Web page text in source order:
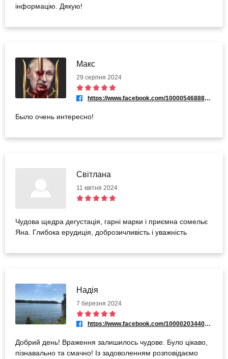
інформацію. Дякую!
Макс
29 серпня 2024
https://www.facebook.com/100005468883123
Было очень интересно!
Світлана
11 квітня 2024
Чудова щедра дегустація, гарні марки і приємна сомельє
Яна. Глибока ерудиція, доброзичливість і уважність
Надія
7 березня 2024
https://www.facebook.com/100002034408026
Добрий день! Враження залишилось чудове. Було цікаво,
пізнавально та смачно! Із задоволенням розповідаємо